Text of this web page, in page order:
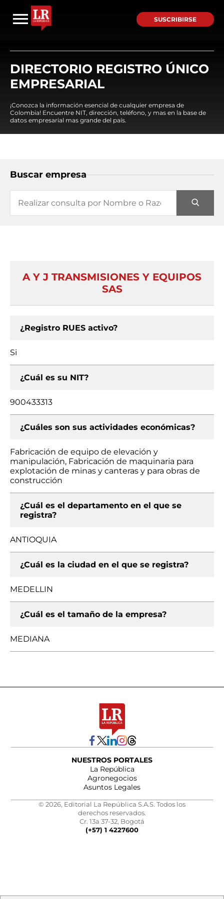
SUSCRIBIRSE
DIRECTORIO REGISTRO ÚNICO
EMPRESARIAL
¡Conozca la información esencial de cualquier empresa de
Colombia! Encuentre NIT, dirección, teléfono, y mas en la base de
datos empresarial mas grande del país.
Buscar empresa
A Y J TRANSMISIONES Y EQUIPOS
SAS
¿Registro RUES activo?
Si
¿Cuál es su NIT?
900433313
¿Cuáles son sus actividades económicas?
Fabricación de equipo de elevación y
manipulación, Fabricación de maquinaria para
explotación de minas y canteras y para obras de
construcción
¿Cuál es el departamento en el que se
registra?
ANTIOQUIA
¿Cuál es la ciudad en el que se registra?
MEDELLIN
¿Cuál es el tamaño de la empresa?
MEDIANA
NUESTROS PORTALES
La República
Agronegocios
Asuntos Legales
© 2026, Editorial La República S.A.S. Todos los
derechos reservados.
Cr. 13a 37-32, Bogotá
(+57) 1 4227600